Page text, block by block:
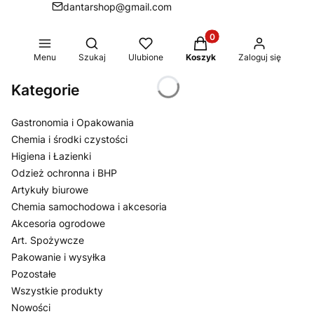
dantarshop@gmail.com
Menu
Otwórz wyszukiwarkę
Szukaj Ulubione
Produkty w koszyku:
Koszyk Zaloguj się
Kategorie
Gastronomia i Opakowania
Chemia i środki czystości
Higiena i Łazienki
Odzież ochronna i BHP
Artykuły biurowe
Chemia samochodowa i akcesoria
Akcesoria ogrodowe
Art. Spożywcze
Pakowanie i wysyłka
Pozostałe
Wszystkie produkty
Nowości